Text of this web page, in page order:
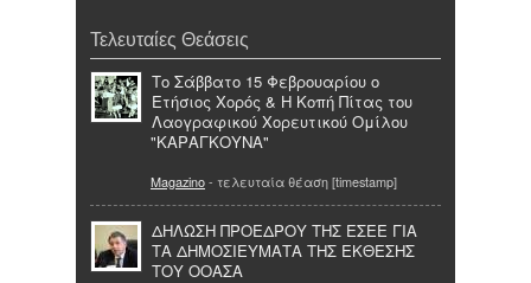
Τελευταίες Θεάσεις
Το Σάββατο 15 Φεβρουαρίου ο
Ετήσιος Χορός & Η Κοπή Πίτας του
Λαογραφικού Χορευτικού Ομίλου
"ΚΑΡΑΓΚΟΥΝΑ"
Magazino- τελευταία θέαση [timestamp]
ΔΗΛΩΣΗ ΠΡΟΕΔΡΟΥ ΤΗΣ ΕΣΕΕ ΓΙΑ
ΤΑ ΔΗΜΟΣΙΕΥΜΑΤΑ ΤΗΣ ΕΚΘΕΣΗΣ
ΤΟΥ ΟΟΑΣΑ